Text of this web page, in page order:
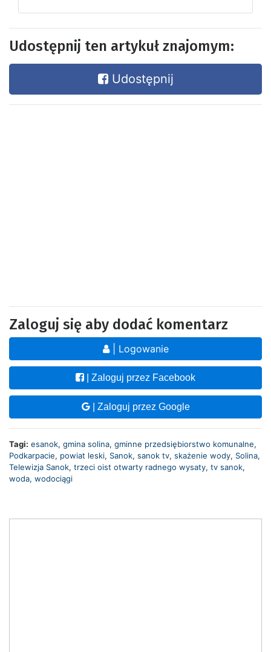
Udostępnij ten artykuł znajomym:
Udostępnij
Zaloguj się aby dodać komentarz
| Logowanie
| Zaloguj przez Facebook
| Zaloguj przez Google
Tagi: esanok, gmina solina, gminne przedsiębiorstwo komunalne,
Podkarpacie, powiat leski, Sanok, sanok tv, skażenie wody, Solina,
Telewizja Sanok, trzeci oist otwarty radnego wysaty, tv sanok,
woda, wodociągi